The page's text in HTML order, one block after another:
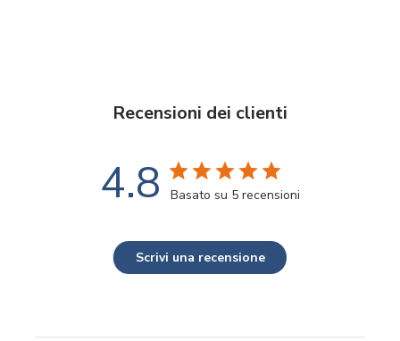
Recensioni dei clienti
4.8 Basato su 5 recensioni
Scrivi una recensione